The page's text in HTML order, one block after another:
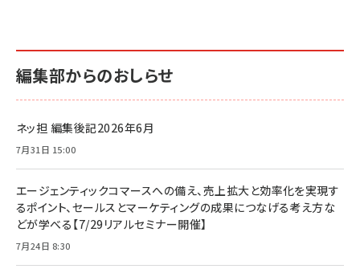
編集部からのおしらせ
ネッ担 編集後記2026年6月
7月31日 15:00
エージェンティックコマースへの備え、売上拡大と効率化を実現す
るポイント、セールスとマーケティングの成果につなげる考え方な
どが学べる【7/29リアルセミナー開催】
7月24日 8:30